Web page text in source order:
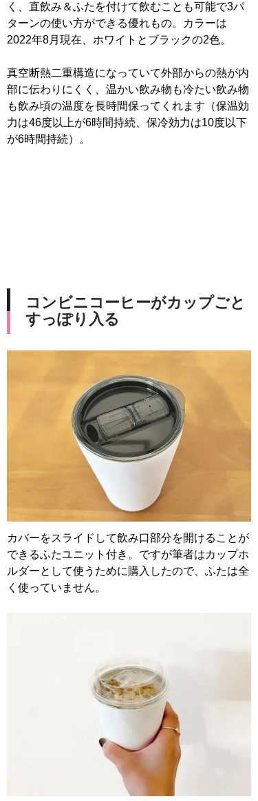
く、直飲み＆ふたを付けて飲むことも可能で3パ
ターンの使い方ができる優れもの。カラーは
2022年8月現在、ホワイトとブラックの2色。
真空断熱二重構造になっていて外部からの熱が内
部に伝わりにくく、温かい飲み物も冷たい飲み物
も飲み頃の温度を長時間保ってくれます（保温効
力は46度以上が6時間持続、保冷効力は10度以下
が6時間持続）。
コンビニコーヒーがカップごと
すっぽり入る
カバーをスライドして飲み口部分を開けることが
できるふたユニット付き。ですが筆者はカップホ
ルダーとして使うために購入したので、ふたは全
く使っていません。